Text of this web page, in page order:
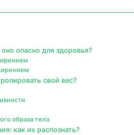
опасно для здоровья?
свой вес?
образа тела
как их распознать?